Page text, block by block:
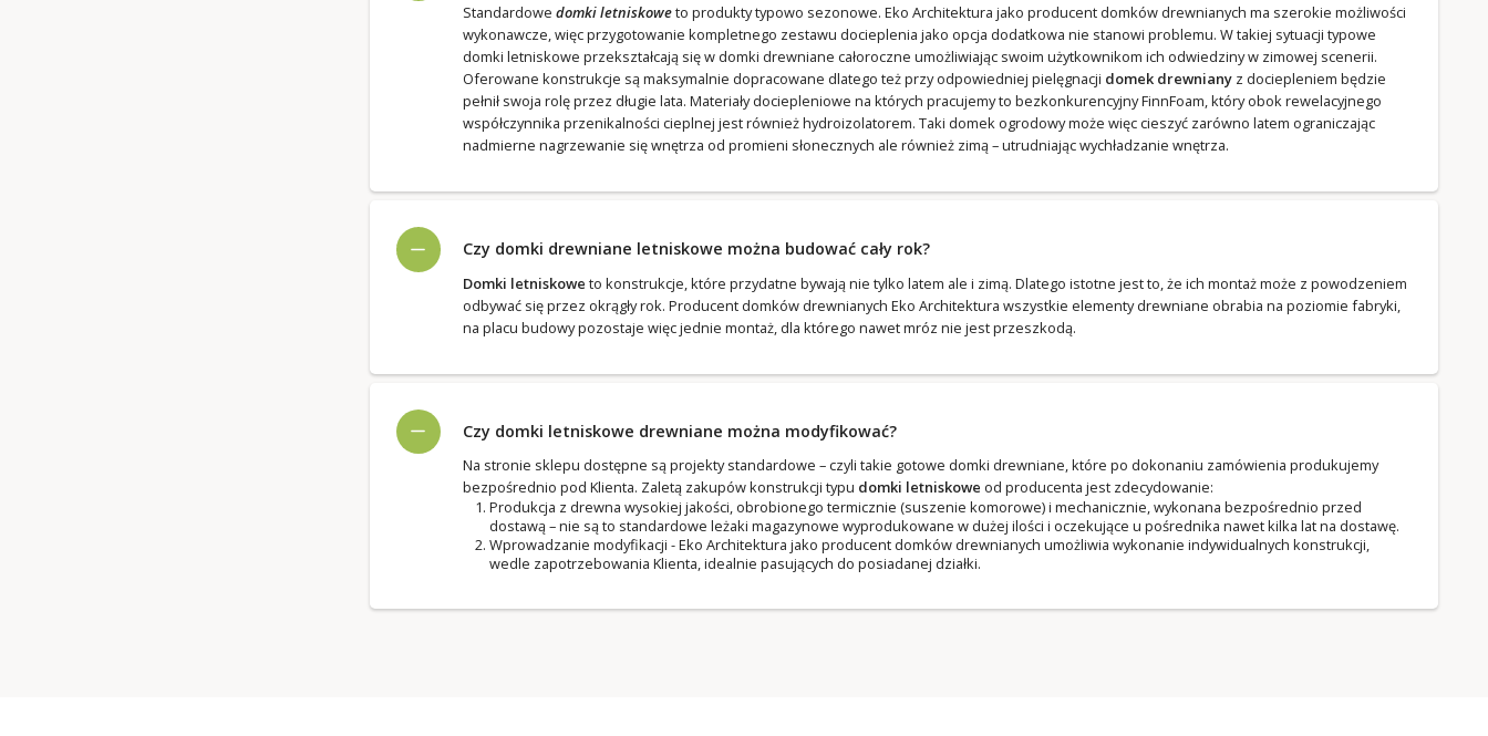
Standardowe domki letniskoweto produkty typowo sezonowe. Eko Architektura jako producent domków drewnianych ma szerokie możliwości
wykonawcze, więc przygotowanie kompletnego zestawu docieplenia jako opcja dodatkowa nie stanowi problemu. W takiej sytuacji typowe
domki letniskowe przekształcają się w domki drewniane całoroczne umożliwiając swoim użytkownikom ich odwiedziny w zimowej scenerii.
Oferowane konstrukcje są maksymalnie dopracowane dlatego też przy odpowiedniej pielęgnacji domek drewnianyz dociepleniem będzie
pełnił swoja rolę przez długie lata. Materiały dociepleniowe na których pracujemy to bezkonkurencyjny FinnFoam, który obok rewelacyjnego
współczynnika przenikalności cieplnej jest również hydroizolatorem. Taki domek ogrodowy może więc cieszyć zarówno latem ograniczając
nadmierne nagrzewanie się wnętrza od promieni słonecznych ale również zimą – utrudniając wychładzanie wnętrza.
Czy domki drewniane letniskowe można budować cały rok?
Domki letniskowe to konstrukcje, które przydatne bywają nie tylko latem ale i zimą. Dlatego istotne jest to, że ich montaż może z powodzeniem
odbywać się przez okrągły rok. Producent domków drewnianych Eko Architektura wszystkie elementy drewniane obrabia na poziomie fabryki,
na placu budowy pozostaje więc jednie montaż, dla którego nawet mróz nie jest przeszkodą.
Czy domki letniskowe drewniane można modyfikować?
Na stronie sklepu dostępne są projekty standardowe – czyli takie gotowe domki drewniane, które po dokonaniu zamówienia produkujemy
bezpośrednio pod Klienta. Zaletą zakupów konstrukcji typu domki letniskowe od producenta jest zdecydowanie:
Produkcja z drewna wysokiej jakości, obrobionego termicznie (suszenie komorowe) i mechanicznie, wykonana bezpośrednio przed
dostawą – nie są to standardowe leżaki magazynowe wyprodukowane w dużej ilości i oczekujące u pośrednika nawet kilka lat na dostawę.
Wprowadzanie modyfikacji - Eko Architektura jako producent domków drewnianych umożliwia wykonanie indywidualnych konstrukcji,
wedle zapotrzebowania Klienta, idealnie pasujących do posiadanej działki.